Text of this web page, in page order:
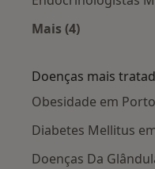
Mais (4)
Doenças mais
Obesidade em Porto
Diabetes Mellitus
Doenças Da